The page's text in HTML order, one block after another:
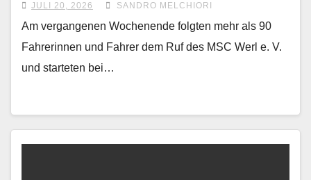
JULI 20, 2026 SANDRO MELCHIORI
Am vergangenen Wochenende folgten mehr als 90
Fahrerinnen und Fahrer dem Ruf des MSC Werl e. V.
und starteten bei…